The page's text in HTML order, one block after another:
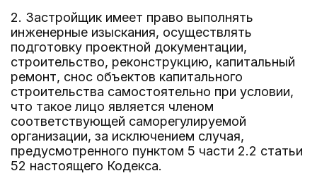
2. Застройщик имеет право выполнять
инженерные изыскания, осуществлять
подготовку проектной документации,
строительство, реконструкцию, капитальный
ремонт, снос объектов капитального
строительства самостоятельно при условии,
что такое лицо является членом
соответствующей саморегулируемой
организации, за исключением случая,
предусмотренного пунктом 5 части 2.2 статьи
52 настоящего Кодекса.